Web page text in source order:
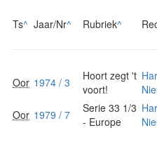
Ts^ Jaar/Nr^ Rubriek^
Oor 1974 / 3
Hoort zegt 't
voort!
Oor 1979 / 7
Serie 33 1/3
- Europe